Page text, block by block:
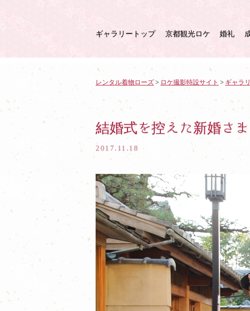
ギャラリートップ 京都観光ロケ 婚礼
レンタル着物ローズ > ロケ撮影特設サイト > ギャラ
結婚式を控えた新婚さ
2017.11.18